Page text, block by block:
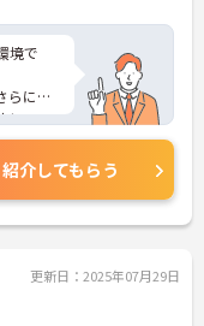
境で
らに詳
い。
紹介してもらう
更新日：2025年07月29日